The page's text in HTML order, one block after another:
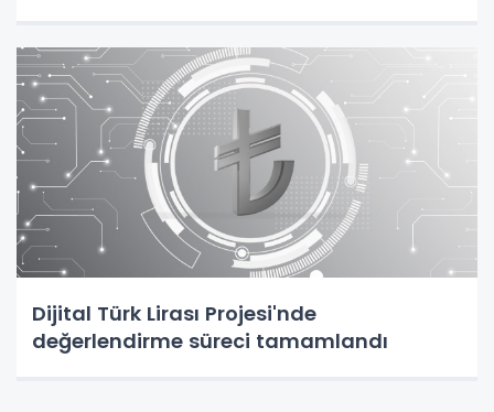
Dijital Türk Lirası Projesi'nde
değerlendirme süreci tamamlandı